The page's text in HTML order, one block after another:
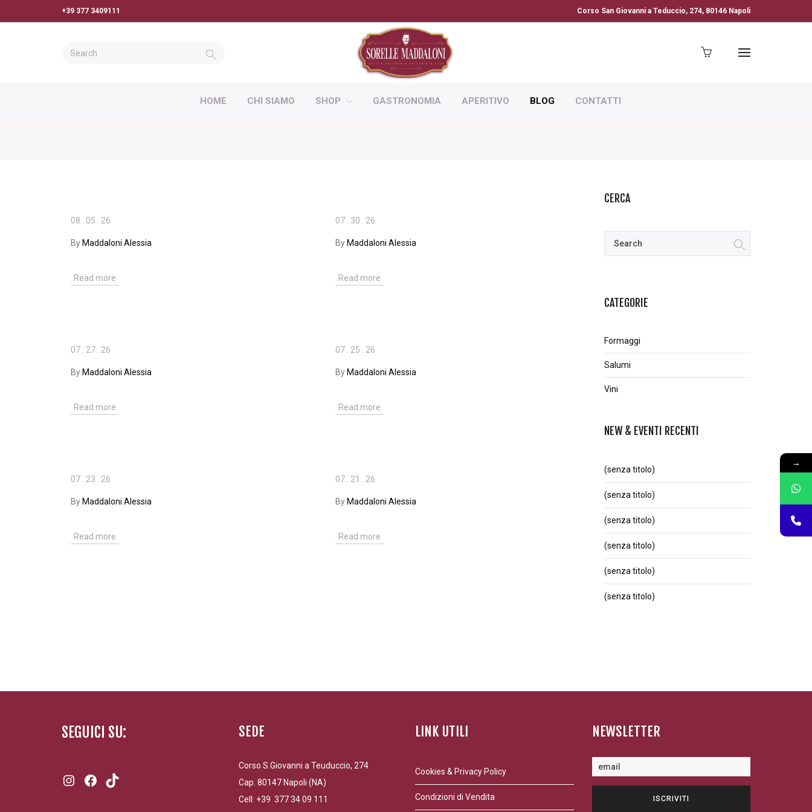
+39 377 3409111 Corso San Giovanni a Teduccio, 274, 80146 Napoli
HOME CHI SIAMO SHOP GASTRONOMIA APERITIVO BLOG CONTATTI
08 05 26
By Maddaloni Alessia
Read more
07 30 26
By Maddaloni Alessia
Read more
07 27 26
By Maddaloni Alessia
Read more
07 25 26
By Maddaloni Alessia
Read more
07 23 26
By Maddaloni Alessia
Read more
07 21 26
By Maddaloni Alessia
Read more
CERCA
CATEGORIE
Formaggi
Salumi
Vini
NEW & EVENTI RECENTI
(senza titolo)
(senza titolo)
(senza titolo)
(senza titolo)
(senza titolo)
(senza titolo)
SEGUICI SU:
Instagram
Facebook
SEDE
Corso S.Giovanni a Teuduccio, 274
Cap. 80147 Napoli (NA)
Cell: +39 377 34 09 111
LINK UTILI
Cookies & Privacy Policy
Condizioni di Vendita
NEWSLETTER
→